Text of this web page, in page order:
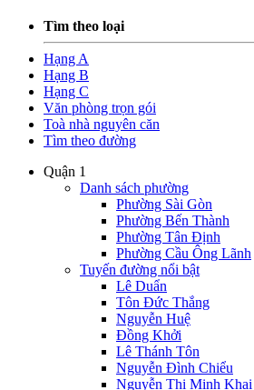
Tìm theo loại
Hạng A
Hạng B
Hạng C
Văn phòng trọn gói
Toà nhà nguyên căn
Tìm theo đường
Quận 1
Danh sách phường
Phường Sài Gòn
Phường Bến Thành
Phường Tân Định
Phường Cầu Ông Lãnh
Tuyến đường nổi bật
Lê Duẩn
Tôn Đức Thắng
Nguyễn Huệ
Đồng Khởi
Lê Thánh Tôn
Nguyễn Đình Chiểu
Nguyễn Thị Minh Khai